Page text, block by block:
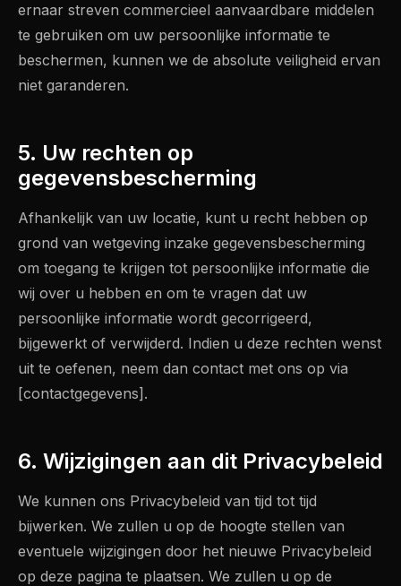
ernaar streven commercieel aanvaardbare middelen
te gebruiken om uw persoonlijke informatie te
beschermen, kunnen we de absolute veiligheid ervan
niet garanderen.
5. Uw rechten op
gegevensbescherming
Afhankelijk van uw locatie, kunt u recht hebben op
grond van wetgeving inzake gegevensbescherming
om toegang te krijgen tot persoonlijke informatie die
wij over u hebben en om te vragen dat uw
persoonlijke informatie wordt gecorrigeerd,
bijgewerkt of verwijderd. Indien u deze rechten wenst
uit te oefenen, neem dan contact met ons op via
[contactgegevens].
6. Wijzigingen aan dit Privacybeleid
We kunnen ons Privacybeleid van tijd tot tijd
bijwerken. We zullen u op de hoogte stellen van
eventuele wijzigingen door het nieuwe Privacybeleid
op deze pagina te plaatsen. We zullen u op de